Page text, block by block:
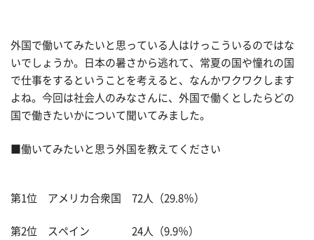
外国で働いてみたいと思っている人はけっこういるのではな
いでしょうか。日本の暑さから逃れて、常夏の国や憧れの国
で仕事をするということを考えると、なんかワクワクします
よね。今回は社会人のみなさんに、外国で働くとしたらどの
国で働きたいかについて聞いてみました。
■働いてみたいと思う外国を教えてください
第1位 アメリカ合衆国 72人（29.8％）
第2位 スペイン 24人（9.9％）